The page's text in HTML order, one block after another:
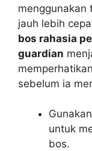
menggunakan
jauh lebih
bos rahasia
guardian
sebelum ia
untuk
bos.